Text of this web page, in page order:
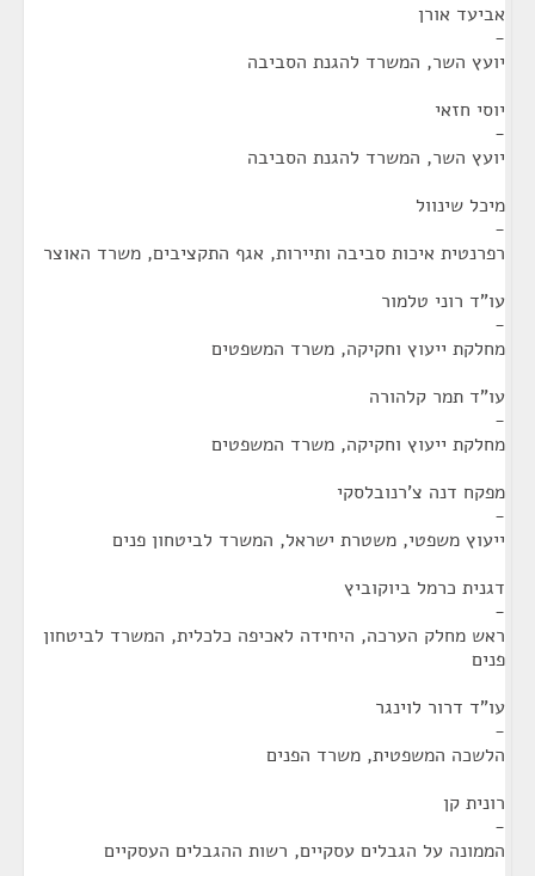
אביעד אורן
-
יועץ השר, המשרד להגנת הסביבה
יוסי חזאי
-
יועץ השר, המשרד להגנת הסביבה
מיכל שינוול
-
רפרנטית איכות סביבה ותיירות, אגף התקציבים, משרד האוצר
עו"ד רוני טלמור
-
מחלקת ייעוץ וחקיקה, משרד המשפטים
עו"ד תמר קלהורה
-
מחלקת ייעוץ וחקיקה, משרד המשפטים
מפקח דנה צ'רנובלסקי
-
ייעוץ משפטי, משטרת ישראל, המשרד לביטחון פנים
דגנית כרמל ביוקוביץ
-
ראש מחלק הערכה, היחידה לאכיפה כלכלית, המשרד לביטחון
פנים
עו"ד דרור לוינגר
-
הלשכה המשפטית, משרד הפנים
רונית קן
-
הממונה על הגבלים עסקיים, רשות ההגבלים העסקיים